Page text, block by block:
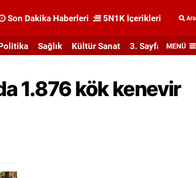
Son Dakika Haberleri 5N1K İçerikleri Ara
Sağlık Kültür Sanat 3. Sayfa MENÜ
1.876 kök kenevir